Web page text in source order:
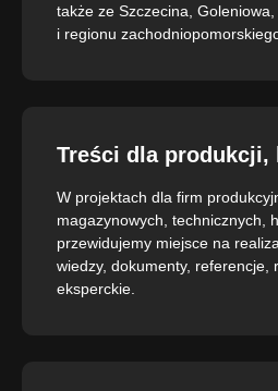
także ze Szczecina,
i regionu
Treści dla
W projektach dla firm
magazynowych, technicznych,
przewidujemy miejsce na
wiedzy, dokumenty, referencje,
eksperckie.